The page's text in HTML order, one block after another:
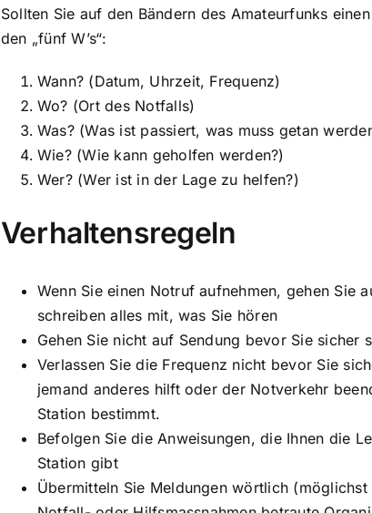
Sollten Sie auf den Bändern des Amateurfunks
den „fünf W’s“:
Wann? (Datum, Uhrzeit, Frequenz)
Wo? (Ort des Notfalls)
Was? (Was ist passiert, was muss getan
Wie? (Wie kann geholfen werden?)
Wer? (Wer ist in der Lage zu helfen?)
Verhaltensregeln
Wenn Sie einen Notruf aufnehmen, gehen Sie
schreiben alles mit, was Sie hören
Gehen Sie nicht auf Sendung bevor Sie sicher
Verlassen Sie die Frequenz nicht bevor Sie
jemand anderes hilft oder der Notverkehr
Station bestimmt.
Befolgen Sie die Anweisungen, die Ihnen die
Station gibt
Übermitteln Sie Meldungen wörtlich